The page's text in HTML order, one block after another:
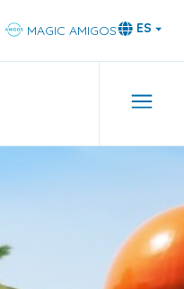
MAGIC AMIGOS ES